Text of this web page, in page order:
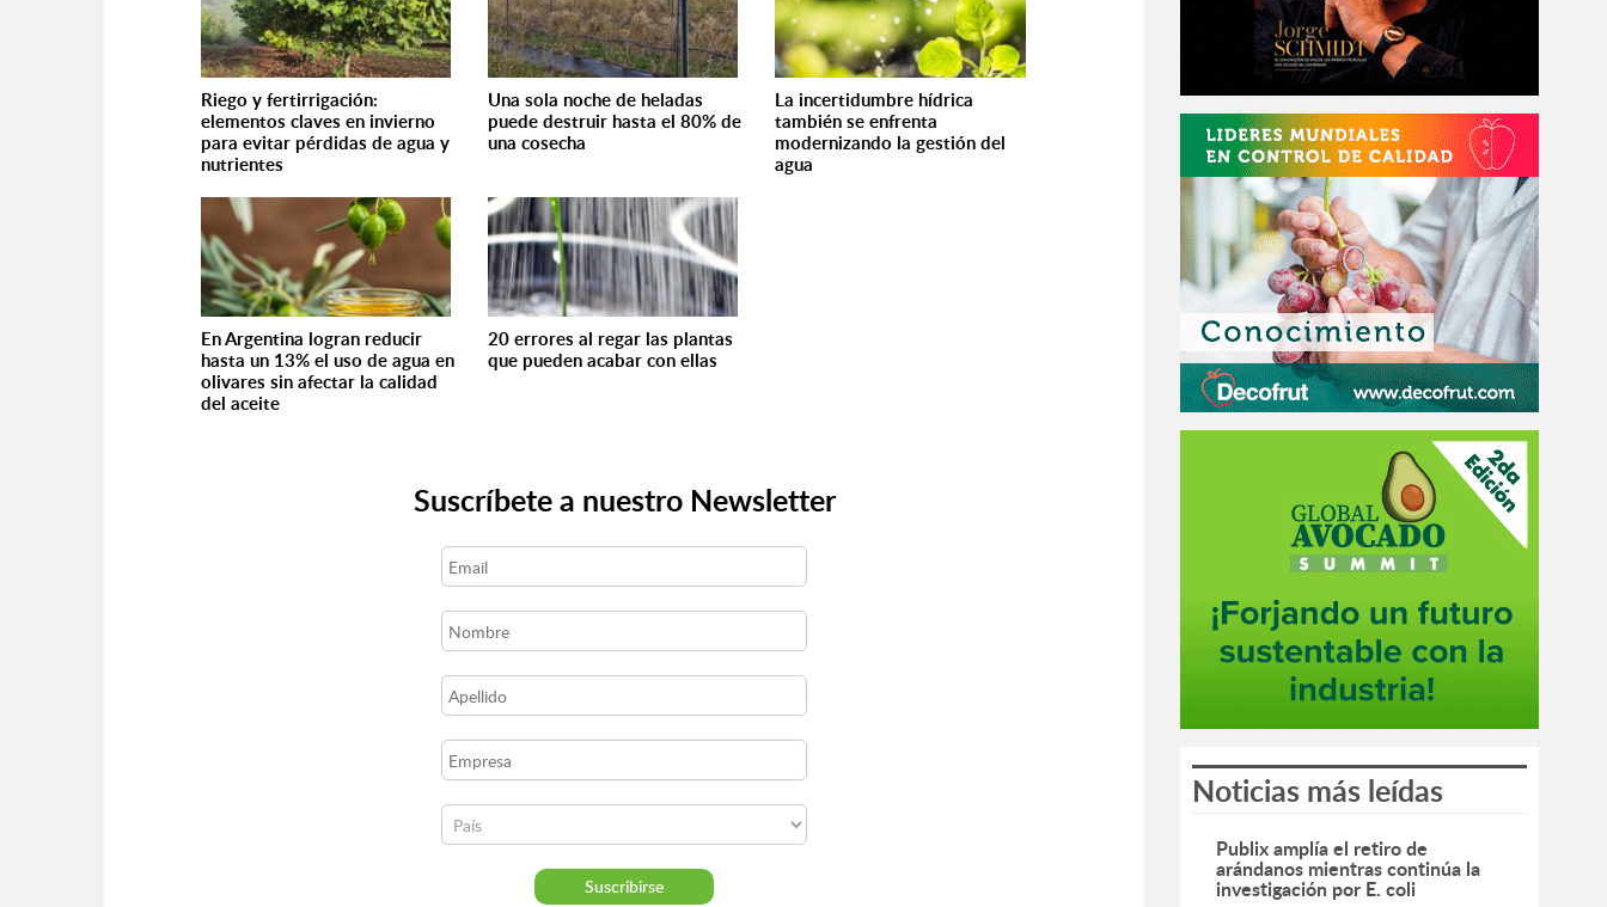
Riego y fertirrigación:
elementos claves en invierno
para evitar pérdidas de agua y
nutrientes
Una sola noche de heladas
puede destruir hasta el 80% de
una cosecha
La incertidumbre hídrica
también se enfrenta
modernizando la gestión del
agua
En Argentina logran reducir
hasta un 13% el uso de agua en
olivares sin afectar la calidad
del aceite
20 errores al regar las plantas
que pueden acabar con ellas
Suscríbete a nuestro Newsletter
Noticias más leídas
Publix amplía el retiro de
arándanos mientras continúa la
investigación por E. coli